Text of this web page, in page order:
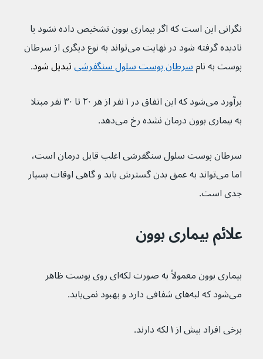
نگرانی این است که اگر بیماری بوون تشخیص داده نشود یا
نادیده گرفته شود در نهایت می‌تواند به نوع دیگری از سرطان
پوست به نام سرطان پوست سلول سنگفرشی تبدیل شود.
برآورد می‌شود که این اتفاق در ۱ نفر از هر ۲۰ تا ۳۰ نفر مبتلا
به بیماری بوون درمان نشده رخ می‌دهد.
سرطان پوست سلول سنگفرشی اغلب قابل درمان است،
اما می‌تواند به عمق بدن گسترش یابد و گاهی اوقات بسیار
جدی است.
علائم بیماری بوون
بیماری بوون معمولاً به صورت لکه‌ای روی پوست ظاهر
می‌شود که لبه‌های شفافی دارد و بهبود نمی‌یابد.
برخی افراد بیش از ۱ لکه دارند.